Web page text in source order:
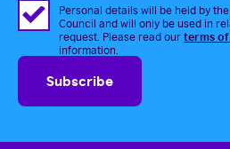
Personal details will be held by
Council and will only be used in
request. Please read ourterms of
information.